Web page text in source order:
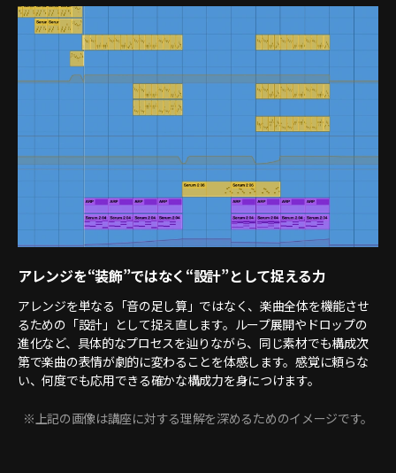
アレンジを“装飾”ではなく“設計”として捉える力
アレンジを単なる「音の足し算」ではなく、楽曲全体を機能させ
るための「設計」として捉え直します。ループ展開やドロップの
進化など、具体的なプロセスを辿りながら、同じ素材でも構成次
第で楽曲の表情が劇的に変わることを体感します。感覚に頼らな
い、何度でも応用できる確かな構成力を身につけます。
※上記の画像は講座に対する理解を深めるためのイメージです。